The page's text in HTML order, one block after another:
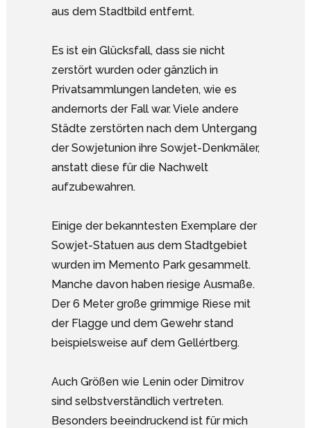
aus dem Stadtbild entfernt.
Es ist ein Glücksfall, dass sie nicht
zerstört wurden oder gänzlich in
Privatsammlungen landeten, wie es
andernorts der Fall war. Viele andere
Städte zerstörten nach dem Untergang
der Sowjetunion ihre Sowjet-Denkmäler,
anstatt diese für die Nachwelt
aufzubewahren.
Einige der bekanntesten Exemplare der
Sowjet-Statuen aus dem Stadtgebiet
wurden im Memento Park gesammelt.
Manche davon haben riesige Ausmaße.
Der 6 Meter große grimmige Riese mit
der Flagge und dem Gewehr stand
beispielsweise auf dem Gellértberg.
Auch Größen wie Lenin oder Dimitrov
sind selbstverständlich vertreten.
Besonders beeindruckend ist für mich